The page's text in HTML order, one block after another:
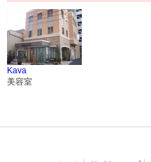
Kava
美容室